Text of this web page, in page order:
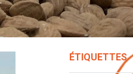
ÉTIQUETTES